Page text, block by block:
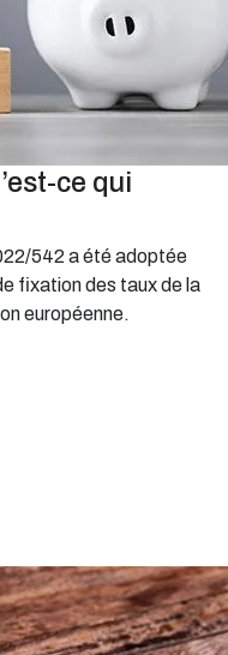
ce qui
542 a été adoptée
fixation des taux de la
européenne.